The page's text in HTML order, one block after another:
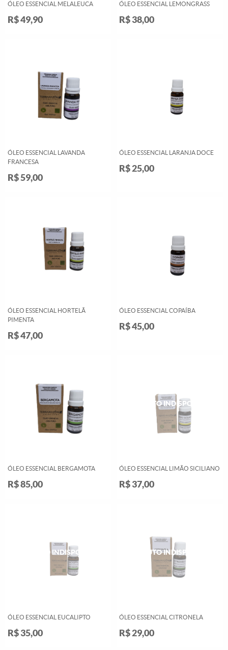
ÓLEO ESSENCIAL MELALEUCA
R$ 49,90
ÓLEO ESSENCIAL LEMONGRASS
R$ 38,00
ÓLEO ESSENCIAL LAVANDA
FRANCESA
R$ 59,00
ÓLEO ESSENCIAL LARANJA DOCE
R$ 25,00
ÓLEO ESSENCIAL HORTELÃ
PIMENTA
R$ 47,00
ÓLEO ESSENCIAL COPAÍBA
R$ 45,00
ÓLEO ESSENCIAL BERGAMOTA
R$ 85,00
ÓLEO ESSENCIAL LIMÃO SICILIANO
R$ 37,00
ÓLEO ESSENCIAL EUCALIPTO
R$ 35,00
ÓLEO ESSENCIAL CITRONELA
R$ 29,00